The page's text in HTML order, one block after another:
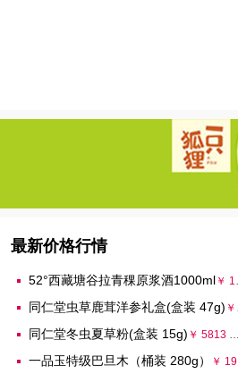
最新价格行情
52°西藏塘谷拉青稞原浆酒1000ml ￥ 199 元/瓶
同仁堂虫草鹿茸洋参礼盒(盒装 47g) ￥ 2410 元/盒
同仁堂冬虫夏草粉(盒装 15g) ￥ 5813 元/盒
一品玉特级巴旦木（桶装 280g）
￥ 19